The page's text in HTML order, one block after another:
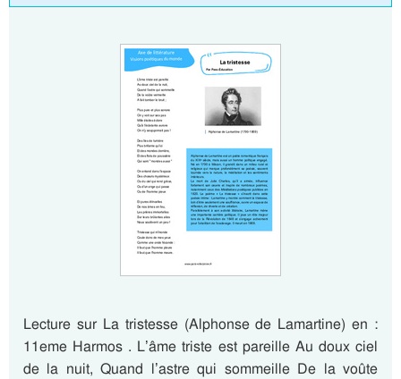
Lecture sur La tristesse (Alphonse de Lamartine) en :
11eme Harmos . L’âme triste est pareille Au doux ciel
de la nuit, Quand l’astre qui sommeille De la voûte